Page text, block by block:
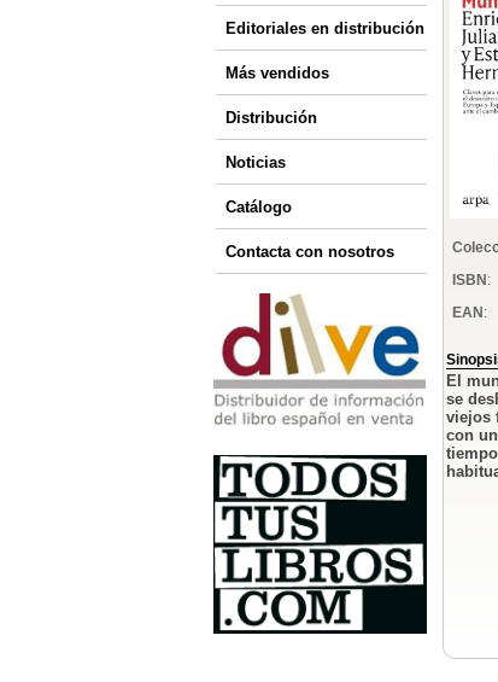
Editoriales en distribución
Más vendidos
Distribución
Noticias
Catálogo
Contacta con nosotros
ISBN :
EAN :
El
se
viejos
con